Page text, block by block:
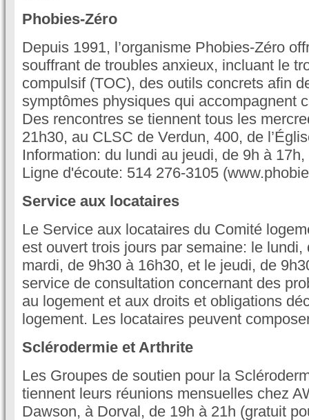
Phobies-Zéro
Depuis 1991, l’organisme Phobies-Zéro
souffrant de troubles anxieux, incluant le
compulsif (TOC), des outils concrets afin
symptômes physiques qui accompagnent
Des rencontres se tiennent tous les
21h30, au CLSC de Verdun, 400, de
Information: du lundi au jeudi, de 9h à
Ligne d'écoute: 514 276-3105
Service aux locataires
Le Service aux locataires du Comité
est ouvert trois jours par semaine: le
mardi, de 9h30 à 16h30, et le jeudi, de
service de consultation concernant des
au logement et aux droits et obligations
logement. Les locataires peuvent
Sclérodermie et Arthrite
Les Groupes de soutien pour la
tiennent leurs réunions mensuelles chez
Dawson, à Dorval, de 19h à 21h (gratuit